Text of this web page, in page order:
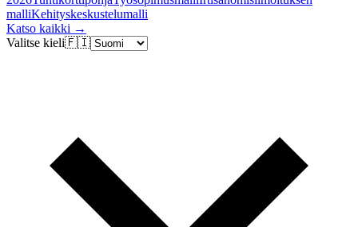
malliKehityskeskustelumalli
Katso kaikki →
Valitse kieli🇫🇮